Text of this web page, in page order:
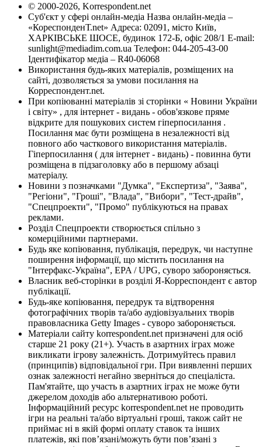
© 2000-2026, Korrespondent.net
Суб'єкт у сфері онлайн-медіа Назва онлайн-медіа –
«КореспонденТ.net» Адреса: 02091, місто Київ,
ХАРКІВСЬКЕ ШОСЕ, будинок 172-Б, офіс 208/1 E-mail:
sunlight@mediadim.com.ua Телефон: 044-205-43-00
Ідентифікатор медіа – R40-06068
Використання будь-яких матеріалів, розміщених на
сайті, дозволяється за умови посилання на
Корреспондент.net.
При копіюванні матеріалів зі сторінки « Новини України
і світу» , для інтернет - видань - обов'язкове пряме
відкрите для пошукових систем гіперпосилання .
Посилання має бути розміщена в незалежності від
повного або часткового використання матеріалів.
Гіперпосилання ( для інтернет - видань) - повинна бути
розміщена в підзаголовку або в першому абзаці
матеріалу.
Новини з позначками "Думка", "Експертиза", "Заява",
"Регіони", "Гроші", "Влада", "Вибори", "Тест-драйв",
"Спецпроекти", "Промо" публікуються на правах
реклами.
Розділ Спецпроекти створюється спільно з
комерційними партнерами.
Будь яке копіювання, публікація, передрук, чи наступне
поширення інформації, що містить посилання на
"Інтерфакс-Україна", EPA / UPG, суворо забороняється.
Власник веб-сторінки в розділі Я-Корреспондент є автор
публікації.
Будь-яке копіювання, передрук та відтворення
фотографічних творів та/або аудіовізуальних творів
правовласника Getty Images - суворо забороняється.
Матеріали сайту korrespondent.net призначені для осіб
старше 21 року (21+). Участь в азартних іграх може
викликати ігрову залежність. Дотримуйтесь правил
(принципів) відповідальної гри. При виявленні перших
ознак залежності негайно зверніться до спеціаліста.
Пам'ятайте, що участь в азартних іграх не може бути
джерелом доходів або альтернативою роботі.
Інформаційний ресурс korrespondent.net не проводить
ігри на реальні та/або віртуальні гроші, також сайт не
приймає ні в якій формі оплату ставок та інших
платежів, які пов’язані/можуть бути пов’язані з